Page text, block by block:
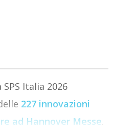
Italia 2026
227 innovazioni
ad Hannover Messe.